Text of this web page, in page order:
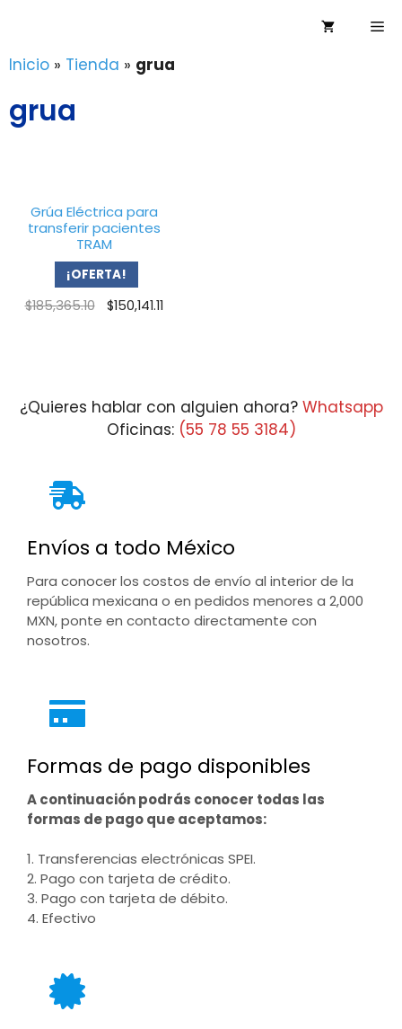
contenido
Inicio » Tienda » grua
grua
Grúa Eléctrica para
transferir pacientes
TRAM
¡OFERTA!
$185,365.10
Original
$150,141.11Current
¿Quieres hablar con alguien ahora? Whatsapp
Oficinas: (55 78 55 3184)
Envíos a todo México
Para conocer los costos de envío al interior de la
república mexicana o en pedidos menores a 2,000
MXN, ponte en contacto directamente con
nosotros.
Formas de pago disponibles
A continuación podrás conocer todas las
formas de pago que aceptamos:
1. Transferencias electrónicas SPEI.
2. Pago con tarjeta de crédito.
3. Pago con tarjeta de débito.
4. Efectivo